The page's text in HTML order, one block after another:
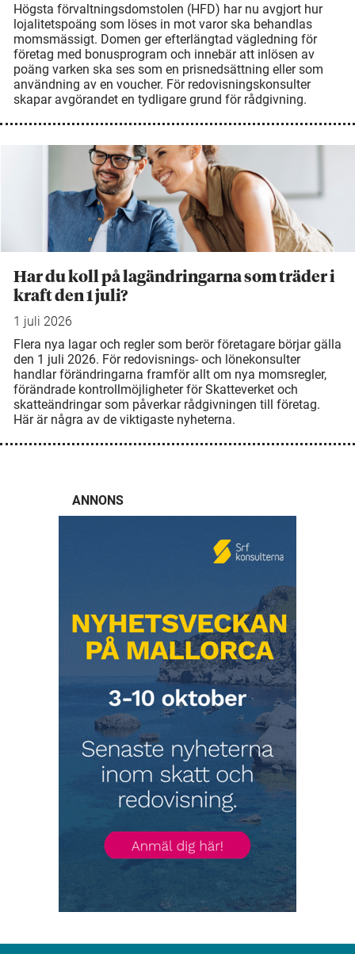
Högsta förvaltningsdomstolen (HFD) har nu avgjort hur
lojalitetspoäng som löses in mot varor ska behandlas
momsmässigt. Domen ger efterlängtad vägledning för
företag med bonusprogram och innebär att inlösen av
poäng varken ska ses som en prisnedsättning eller som
användning av en voucher. För redovisningskonsulter
skapar avgörandet en tydligare grund för rådgivning.
Har du koll på lagändringarna som träder i
kraft den 1 juli?
1 juli 2026
Flera nya lagar och regler som berör företagare börjar gälla
den 1 juli 2026. För redovisnings- och lönekonsulter
handlar förändringarna framför allt om nya momsregler,
förändrade kontrollmöjligheter för Skatteverket och
skatteändringar som påverkar rådgivningen till företag.
Här är några av de viktigaste nyheterna.
ANNONS